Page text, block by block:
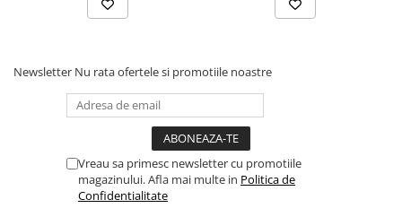
Newsletter Nu rata ofertele si promotiile noastre
Vreau sa primesc newsletter cu promotiile
magazinului. Afla mai multe in Politica de
Confidentialitate